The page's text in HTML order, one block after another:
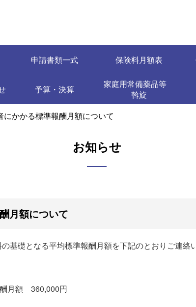
申請書類一式 保険料月額表
予算・決算
家庭用常備薬品等
斡旋
にかかる標準報酬月額について
お知らせ
月額について
礎となる平均標準報酬月額を下記のとおりご連絡い
月額 360,000円